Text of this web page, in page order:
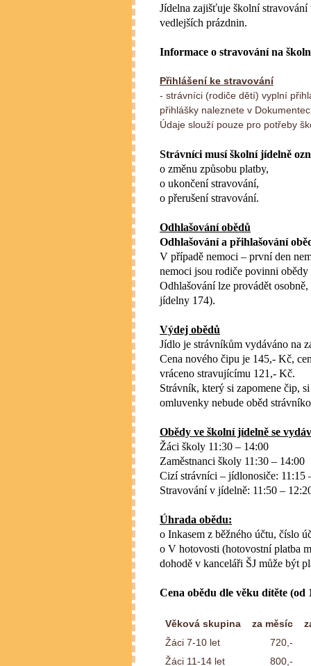
Jídelna zajišťuje školní
vedlejších prázdnin.
Informace o stravování na
Přihlášení ke stravování
- strávníci (rodiče dětí) vyplní
přihlášky naleznete v
Údaje slouží pouze pro potřeby
Strávníci musí školní jídelně
o změnu způsobu platby,
o ukončení stravování,
o přerušení stravování.
Odhlašování obědů
Odhlašování a přihlašování
V případě nemoci – první den
nemoci jsou rodiče povinni
Odhlašování lze provádět
jídelny 174).
Výdej obědů
Jídlo je strávníkům vydáváno na
Cena nového čipu je 145,- Kč,
vráceno stravujícímu 121,- Kč.
Strávník, který si zapomene čip,
omluvenky nebude oběd
Obědy ve školní jídelně se
Žáci školy 11:30 – 14:00
Zaměstnanci školy 11:30 – 14:00
Cizí strávníci – jídlonosiče: 11:15
Stravování v jídelně: 11:50 –
Úhrada obědu:
o Inkasem z běžného účtu, číslo
o V hotovosti (hotovostní platba
dohodě v kanceláři ŠJ může být
Cena obědu dle věku dítěte (od
Věková skupina za měsíc
Žáci 7-10 let
720,-
Žáci 11-14 let
800,-